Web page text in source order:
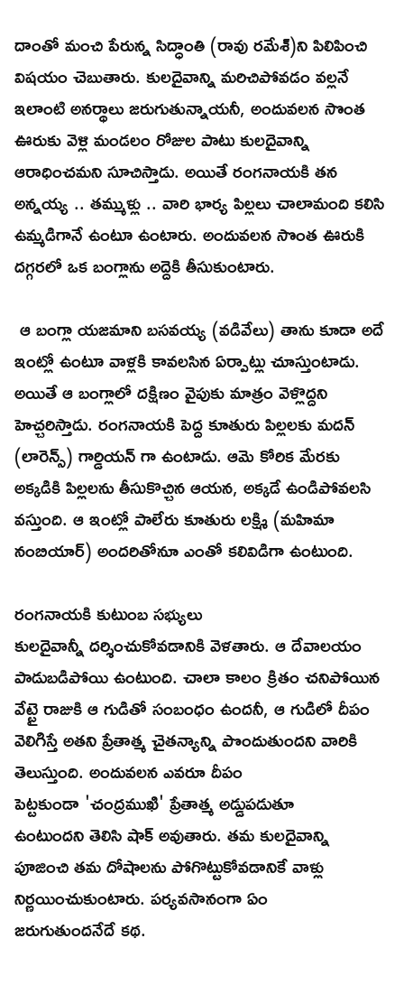
దాంతో మంచి పేరున్న సిద్ధాంతి (రావు రమేశ్)ని పిలిపించి
విషయం చెబుతారు. కులదైవాన్ని మరిచిపోవడం వల్లనే
ఇలాంటి అనర్థాలు జరుగుతున్నాయనీ, అందువలన సొంత
ఊరుకు వెళ్లి మండలం రోజుల పాటు కులదైవాన్ని
ఆరాధించమని సూచిస్తాడు. అయితే రంగనాయకి తన
అన్నయ్య .. తమ్ముళ్లు .. వారి భార్య పిల్లలు చాలామంది కలిసి
ఉమ్మడిగానే ఉంటూ ఉంటారు. అందువలన సొంత ఊరుకి
దగ్గరలో ఒక బంగ్లాను అద్దెకి తీసుకుంటారు.
ఆ బంగ్లా యజమాని బసవయ్య (వడివేలు) తాను కూడా అదే
ఇంట్లో ఉంటూ వాళ్లకి కావలసిన ఏర్పాట్లు చూస్తుంటాడు.
అయితే ఆ బంగ్లాలో దక్షిణం వైపుకు మాత్రం వెళ్లొద్దని
హెచ్చరిస్తాడు. రంగనాయకి పెద్ద కూతురు పిల్లలకు మదన్
(లారెన్స్) గార్డియన్ గా ఉంటాడు. ఆమె కోరిక మేరకు
అక్కడికి పిల్లలను తీసుకొచ్చిన ఆయన, అక్కడే ఉండిపోవలసి
వస్తుంది. ఆ ఇంట్లో పాలేరు కూతురు లక్ష్మి (మహిమా
నంబియార్) అందరితోనూ ఎంతో కలివిడిగా ఉంటుంది.
రంగనాయకి కుటుంబ సభ్యులు
కులదైవాన్నీ దర్శించుకోవడానికి వెళతారు. ఆ దేవాలయం
పాడుబడిపోయి ఉంటుంది. చాలా కాలం క్రితం చనిపోయిన
వేట్టై రాజుకి ఆ గుడితో సంబంధం ఉందనీ, ఆ గుడిలో దీపం
వెలిగిస్తే అతని ప్రేతాత్మ చైతన్యాన్ని పొందుతుందని వారికి
తెలుస్తుంది. అందువలన ఎవరూ దీపం
పెట్టకుండా 'చంద్రముఖి' ప్రేతాత్మ అడ్డుపడుతూ
ఉంటుందని తెలిసి షాక్ అవుతారు. తమ కులదైవాన్ని
పూజించి తమ దోషాలను పోగొట్టుకోవడానికే వాళ్లు
నిర్ణయించుకుంటారు. పర్యవసానంగా ఏం
జరుగుతుందనేదే కథ.